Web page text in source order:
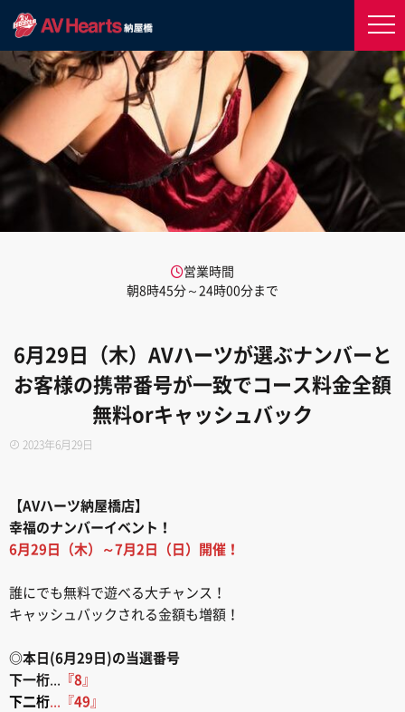
営業時間
朝8時45分～24時00分まで
6月29日（木）AVハーツが選ぶナンバーと
お客様の携帯番号が一致でコース料金全額
無料orキャッシュバック
2023年6月29日
【AVハーツ納屋橋店】
幸福のナンバーイベント！
6月29日（木）～7月2日（日）開催！
誰にでも無料で遊べる大チャンス！
キャッシュバックされる金額も増額！
◎本日(6月29日)の当選番号
下一桁... 『8 』
下二桁...『49 』